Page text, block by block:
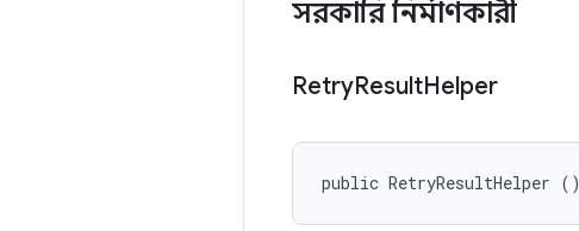
সরকারি নির্মাণকারী
RetryResultHelper
public RetryResultHelper ()